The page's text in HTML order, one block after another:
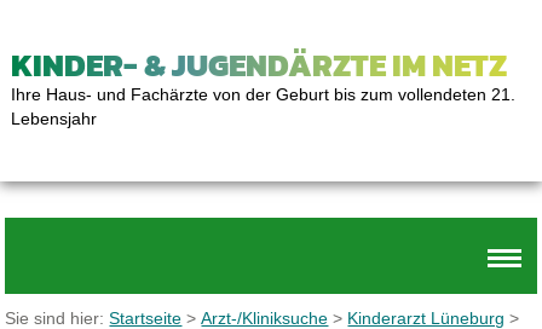
KINDER- & JUGENDÄRZTE IM NETZ
Ihre Haus- und Fachärzte von der Geburt bis zum vollendeten 21.
Lebensjahr
Sie sind hier:Startseite >Arzt-/Kliniksuche > Kinderarzt Lüneburg >